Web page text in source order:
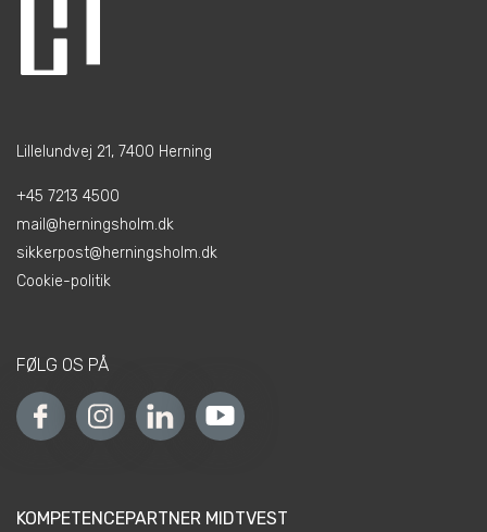
Lillelundvej 21, 7400 Herning
+45 7213 4500
mail@herningsholm.dk
sikkerpost@herningsholm.dk
Cookie-politik
FØLG OS PÅ
KOMPETENCEPARTNER MIDTVEST